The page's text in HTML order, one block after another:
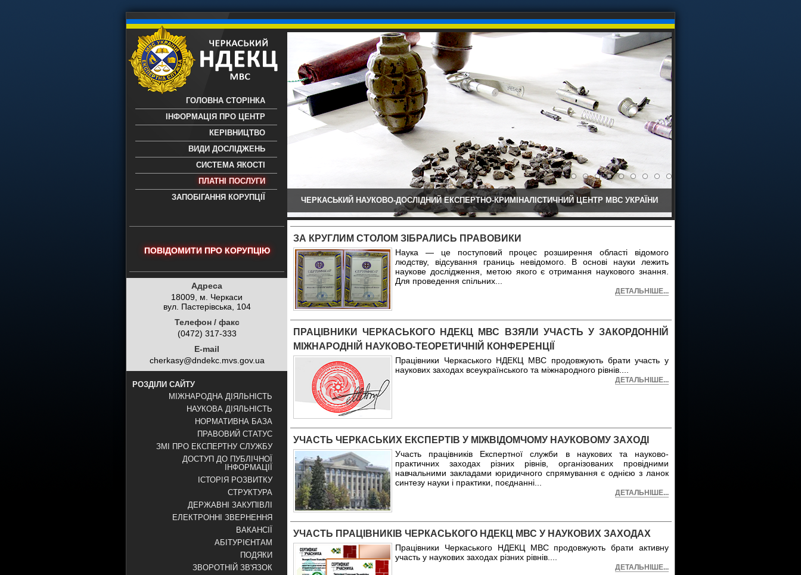
науково-дослідний експертно-
- проведення всих видів судових
експертиз
ГОЛОВНА СТОРІНКА
ІНФОРМАЦІЯ ПРО ЦЕНТР
КЕРІВНИЦТВО
ВИДИ ДОСЛІДЖЕНЬ
СИСТЕМА ЯКОСТІ
ПЛАТНІ ПОСЛУГИ
ЗАПОБІГАННЯ КОРУПЦІЇ
ЧЕРКАСЬКИЙ НАУКОВО-ДОСЛІДНИЙ ЕКСПЕРТНО-КРИМІНАЛІСТИЧНИЙ ЦЕНТР МВС УКРАЇНИ
ПОВІДОМИТИ ПРО КОРУПЦІЮ
Адреса
18009, м. Черкаси
вул. Пастерівська, 104
Телефон / факс
(0472) 317-333
E-mail
cherkasy@dndekc.mvs.gov.ua
РОЗДІЛИ САЙТУ
МІЖНАРОДНА ДІЯЛЬНІСТЬ
НАУКОВА ДІЯЛЬНІСТЬ
НОРМАТИВНА БАЗА
ПРАВОВИЙ СТАТУС
ЗМІ ПРО ЕКСПЕРТНУ СЛУЖБУ
ДОСТУП ДО ПУБЛІЧНОЇ
ІНФОРМАЦІЇ
ІСТОРІЯ РОЗВИТКУ
СТРУКТУРА
ДЕРЖАВНІ ЗАКУПІВЛІ
ЕЛЕКТРОННІ ЗВЕРНЕННЯ
ВАКАНСІЇ
АБІТУРІЄНТАМ
ПОДЯКИ
ЗВОРОТНІЙ ЗВ'ЯЗОК
ЗА КРУГЛИМ СТОЛОМ ЗІБРАЛИСЬ ПРАВОВИКИ
Наука — це поступовий процес розширення області відомого
людству, відсування границь невідомого. В основі науки лежить
наукове дослідження, метою якого є отримання наукового знання.
Для проведення спільних
ДЕТАЛЬНІШЕ...
ПРАЦІВНИКИ ЧЕРКАСЬКОГО НДЕКЦ МВС ВЗЯЛИ УЧАСТЬ У ЗАКОРДОННІЙ
МІЖНАРОДНІЙ НАУКОВО-ТЕОРЕТИЧНІЙ КОНФЕРЕНЦІЇ
Працівники Черкаського НДЕКЦ МВС продовжують брати участь у
наукових заходах всеукраїнського та міжнародного рівнів.
ДЕТАЛЬНІШЕ...
УЧАСТЬ ЧЕРКАСЬКИХ ЕКСПЕРТІВ У МІЖВІДОМЧОМУ НАУКОВОМУ ЗАХОДІ
Участь працівників Експертної служби в наукових та науково-
практичних заходах різних рівнів, організованих провідними
навчальними закладами юридичного спрямування є однією з ланок
синтезу науки і практики, поєднанні
ДЕТАЛЬНІШЕ...
УЧАСТЬ ПРАЦІВНИКІВ ЧЕРКАСЬКОГО НДЕКЦ МВС У НАУКОВИХ ЗАХОДАХ
Працівники Черкаського НДЕКЦ МВС продовжують брати активну
участь у наукових заходах різних рівнів.
ДЕТАЛЬНІШЕ...